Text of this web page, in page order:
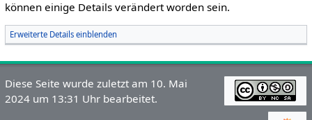
können einige Details verändert worden sein.
Erweiterte Details einblenden
Diese Seite wurde zuletzt am 10. Mai
2024 um 13:31 Uhr bearbeitet.